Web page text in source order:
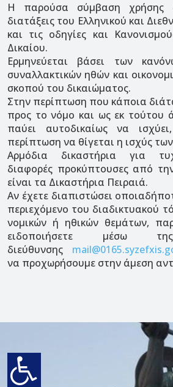
Η παρούσα σύμβαση χρήσης
διατάξεις του Ελληνικού και
και τις οδηγίες και
Δικαίου.
Ερμηνεύεται βάσει των
συναλλακτικών ηθών και
σκοπού του δικαιώματος.
Στην περίπτωση που κάποια
προς το νόμο και ως εκ τούτου
παύει αυτοδικαίως να
περίπτωση να θίγεται η ισχύς
Αρμόδια δικαστήρια για
διαφορές προκύπτουσες από
είναι τα Δικαστήρια Πειραιά.
Αν έχετε διαπιστώσει
περιεχόμενο του διαδικτυακού
νομικών ή ηθικών θεμάτων,
ειδοποιήσετε μέσω της
διεύθυνσης
να προχωρήσουμε στην άμεση